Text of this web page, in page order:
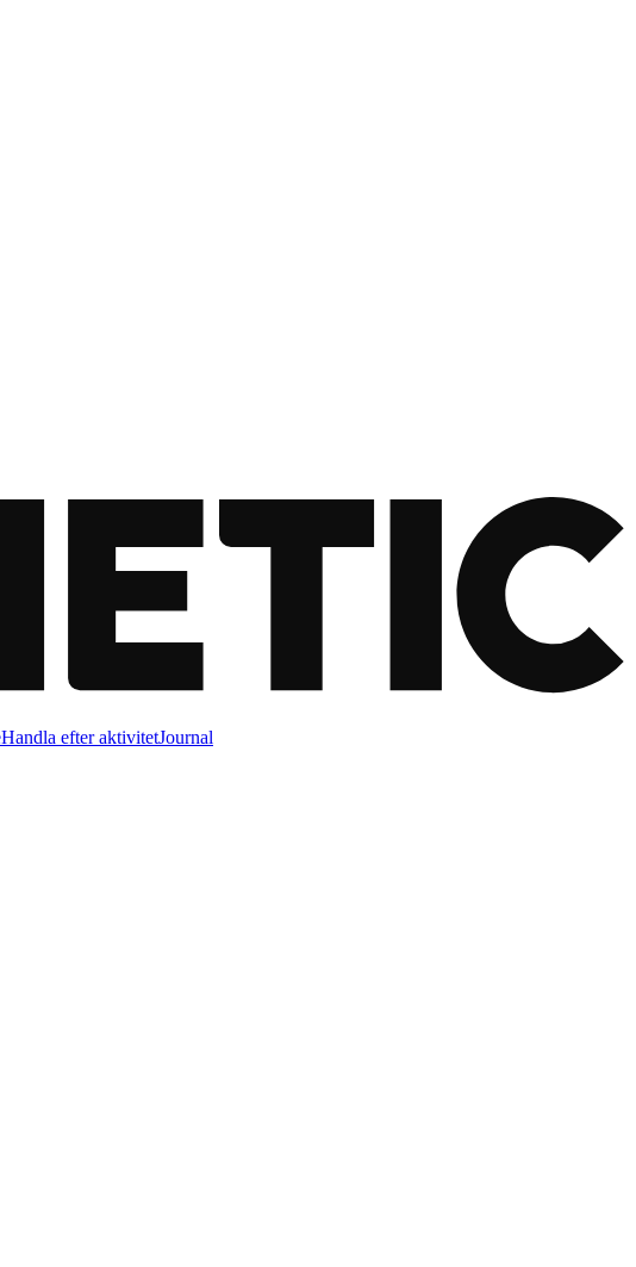
Handla efter aktivitetJournal